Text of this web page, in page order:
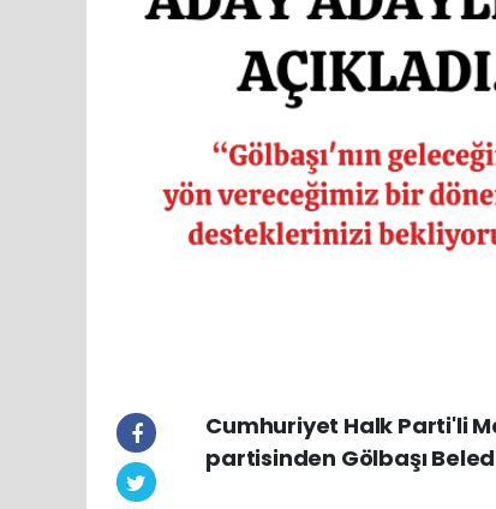
Cumhuriyet Halk Parti'li
partisinden Gölbaşı